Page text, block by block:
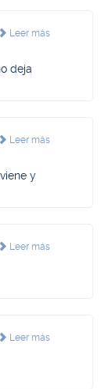
Leer más
deja
Leer más
y
Leer más
Leer más